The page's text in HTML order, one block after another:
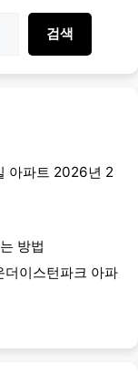
검색
아파트 2026년 2
방법
더이스턴파크 아파